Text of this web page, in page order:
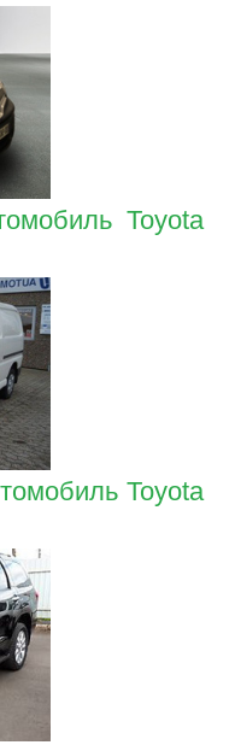
Toyota
Toyota